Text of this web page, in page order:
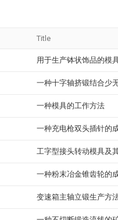
Title
用于生产钵状饰品的模
一种十字轴挤锻结合少
一种模具的工作方法
一种充电枪双头插针的
工字型接头转动模具及
一种粉末冶金锥齿轮的
变速箱主轴立锻生产方